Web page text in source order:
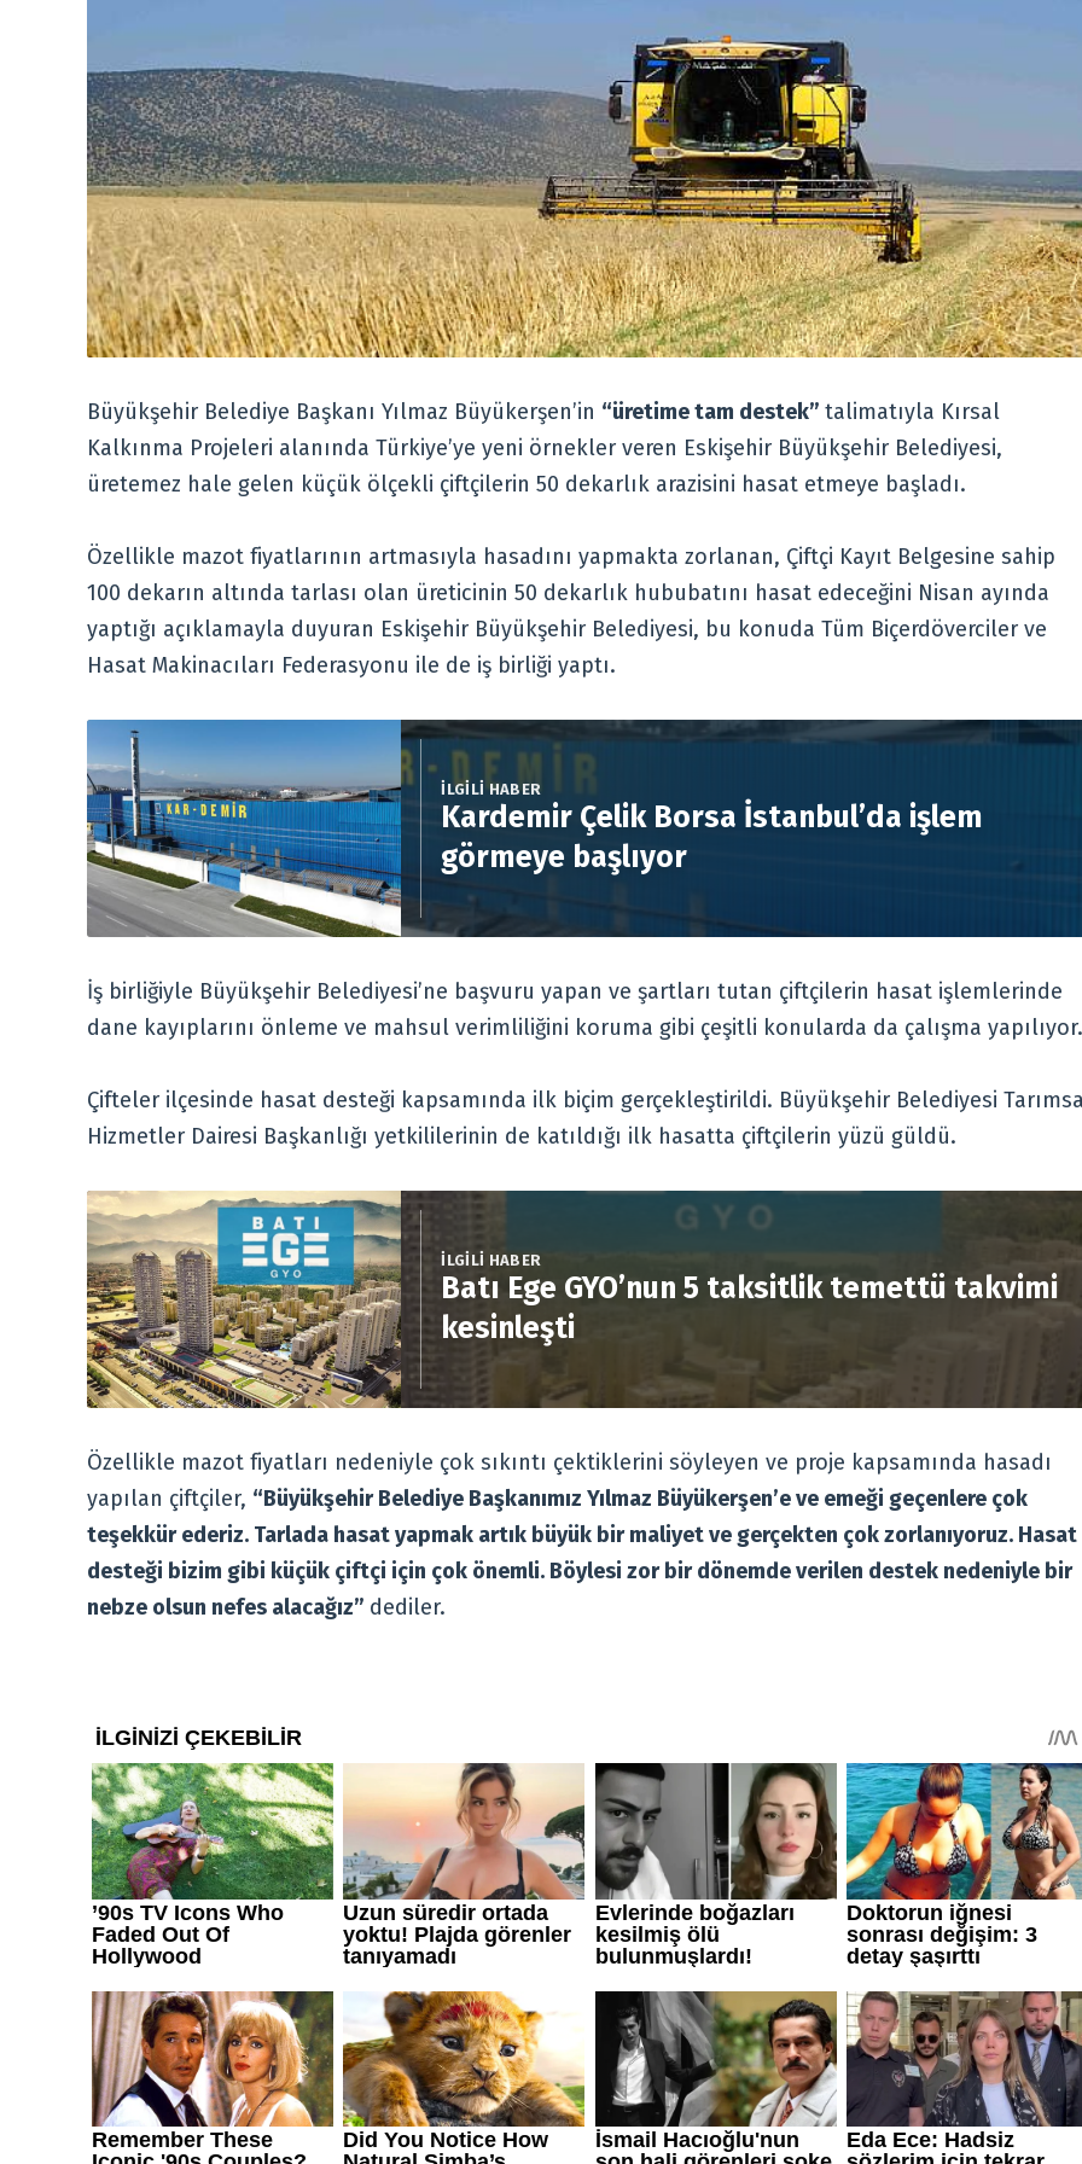
Büyükşehir Belediye Başkanı Yılmaz Büyükerşen’in “üretime tam destek” talimatıyla Kırsal
Kalkınma Projeleri alanında Türkiye’ye yeni örnekler veren Eskişehir Büyükşehir Belediyesi,
üretemez hale gelen küçük ölçekli çiftçilerin 50 dekarlık arazisini hasat etmeye başladı.
Özellikle mazot fiyatlarının artmasıyla hasadını yapmakta zorlanan, Çiftçi Kayıt Belgesine sahip
100 dekarın altında tarlası olan üreticinin 50 dekarlık hububatını hasat edeceğini Nisan ayında
yaptığı açıklamayla duyuran Eskişehir Büyükşehir Belediyesi, bu konuda Tüm Biçerdöverciler ve
Hasat Makinacıları Federasyonu ile de iş birliği yaptı.
İLGİLİ HABER
Kardemir Çelik Borsa İstanbul’da işlem
görmeye başlıyor
İş birliğiyle Büyükşehir Belediyesi’ne başvuru yapan ve şartları tutan çiftçilerin hasat işlemlerinde
dane kayıplarını önleme ve mahsul verimliliğini koruma gibi çeşitli konularda da çalışma yapılıyor.
Çifteler ilçesinde hasat desteği kapsamında ilk biçim gerçekleştirildi. Büyükşehir Belediyesi
Hizmetler Dairesi Başkanlığı yetkililerinin de katıldığı ilk hasatta çiftçilerin yüzü güldü.
İLGİLİ HABER
Batı Ege GYO’nun 5 taksitlik temettü takvimi
kesinleşti
Özellikle mazot fiyatları nedeniyle çok sıkıntı çektiklerini söyleyen ve proje kapsamında hasadı
yapılan çiftçiler, “Büyükşehir Belediye Başkanımız Yılmaz Büyükerşen’e ve emeği geçenlere çok
teşekkür ederiz. Tarlada hasat yapmak artık büyük bir maliyet ve gerçekten çok zorlanıyoruz. Hasat
desteği bizim gibi küçük çiftçi için çok önemli. Böylesi zor bir dönemde verilen destek nedeniyle bir
nebze olsun nefes alacağız” dediler.